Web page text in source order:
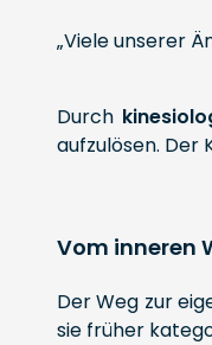
„Viele unserer
Durch
aufzulösen. Der
Vom inneren
Der Weg zur
sie früher